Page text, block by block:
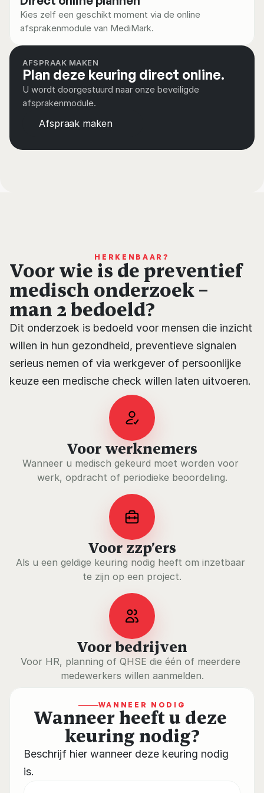
en leefstijl
Kies zelf een geschikt moment via de online
afsprakenmodule van MediMark.
AFSPRAAK MAKEN
Plan deze keuring direct online.
U wordt doorgestuurd naar onze beveiligde
afsprakenmodule.
Afspraak maken
HERKENBAAR?
Voor wie is de preventief
medisch onderzoek –
man 2 bedoeld?
Dit onderzoek is bedoeld voor mensen die inzicht
willen in hun gezondheid, preventieve signalen
serieus nemen of via werkgever of persoonlijke
keuze een medische check willen laten uitvoeren.
Voor werknemers
Wanneer u medisch gekeurd moet worden voor
werk, opdracht of periodieke beoordeling.
Voor zzp’ers
Als u een geldige keuring nodig heeft om inzetbaar
te zijn op een project.
Voor bedrijven
Voor HR, planning of QHSE die één of meerdere
medewerkers willen aanmelden.
WANNEER NODIG
Wanneer heeft u deze
keuring nodig?
Beschrijf hier wanneer deze keuring nodig
is.